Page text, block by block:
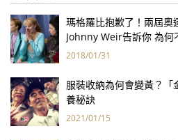
瑪格羅比抱歉了！兩屆奧
Johnny Weir告訴你 為何
2018/01/31
服裝收納為何會變黃？
養秘訣
2021/01/15